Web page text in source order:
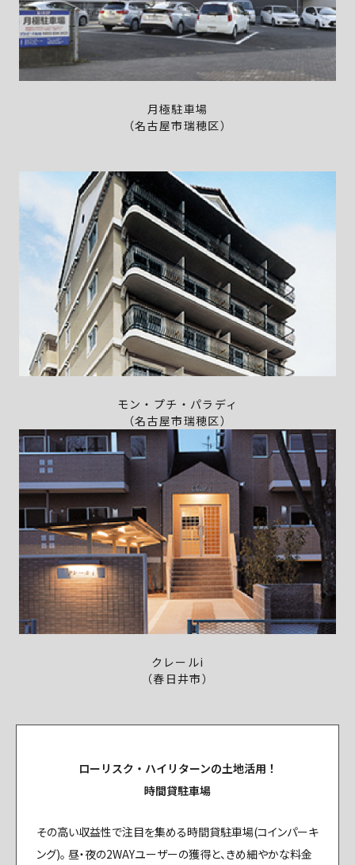
月極駐車場
（名古屋市瑞穂区）
モン・プチ・パラディ
（名古屋市瑞穂区）
クレールi
（春日井市）
ローリスク・ハイリターンの土地活用！
時間貸駐車場
その高い収益性で注目を集める時間貸駐車場(コインパーキ
ング)。 昼・夜の2WAYユーザーの獲得と、きめ細やかな料金